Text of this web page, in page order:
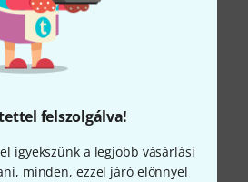
felszolgálva!
igyekszünk a legjobb vásárlási
minden, ezzel járó előnnyel
which sounds great but is
for a user-friendly FM synth
my head around FM sound
VSTs exist, but I wanted
lost in. For a long time I thought